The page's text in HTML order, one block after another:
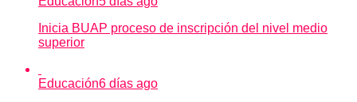
Inicia BUAP proceso de inscripción del nivel medio
superior
Educación6 días ago